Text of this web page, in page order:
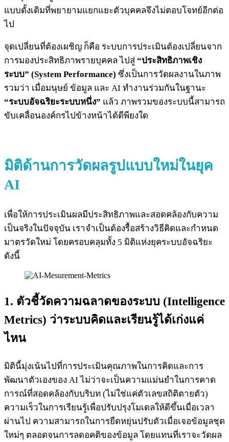
แบบดั้งเดิมที่พยายามแยกแยะตัวบุคคลจึงไม่ตอบโจทย์อีกต่อ
ไป
จุดเปลี่ยนที่ต้องเผชิญ ก็คือ ระบบการประเมินต้องเปลี่ยนจาก
การมองประสิทธิภาพรายบุคคล ไปสู่ “ประสิทธิภาพเชิง
ระบบ” (System Performance) ซึ่งเป็นการวัดผลงานในภาพ
รวมว่า เมื่อมนุษย์ ข้อมูล และ AI ทำงานร่วมกันในฐานะ
“ระบบอัจฉริยะระบบหนึ่ง” แล้ว ภาพรวมของระบบนี้สามารถ
ขับเคลื่อนองค์กรไปข้างหน้าได้ดีพียงใด
มิติด้านการวัดผลรูปแบบใหม่ในยุค
AI
เพื่อให้การประเมินผลมีประสิทธิภาพและสอดคล้องกับความ
เป็นจริงในปัจจุบัน เราจำเป็นต้องรื้อสร้างวิธีคิดและกำหนด
มาตรวัดใหม่ โดยครอบคลุมทั้ง 5 มิติแห่งยุคระบบอัจฉริยะ
ดังนี้
1. ตัวชี้วัดความฉลาดของระบบ (Intelligence
Metrics) ว่าระบบคิดและเรียนรู้ได้เก่งแค่
ไหน
มิตินี้มุ่งเน้นไปที่การประเมินคุณภาพในการคิดและการ
พัฒนาตัวเองของ AI ไม่ว่าจะเป็นความแม่นยำในการคาด
การณ์ที่สอดคล้องกับบริบท (ไม่ใช่แค่ตัวเลขสถิติตายตัว)
ความเร็วในการเรียนรู้เพื่อปรับปรุงโมเดลให้ดีขึ้นเมื่อเวลา
ผ่านไป ความสามารถในการยืดหยุ่นปรับตัวเมื่อเจอข้อมูลชุด
ใหม่ๆ ตลอดจนการลดอคติของข้อมูล โดยแทนที่เราจะวัดผล